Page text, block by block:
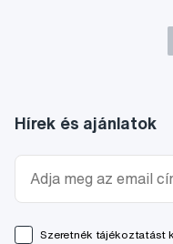
Hírek és ajánlatok
Szeretnék tájékoztatást